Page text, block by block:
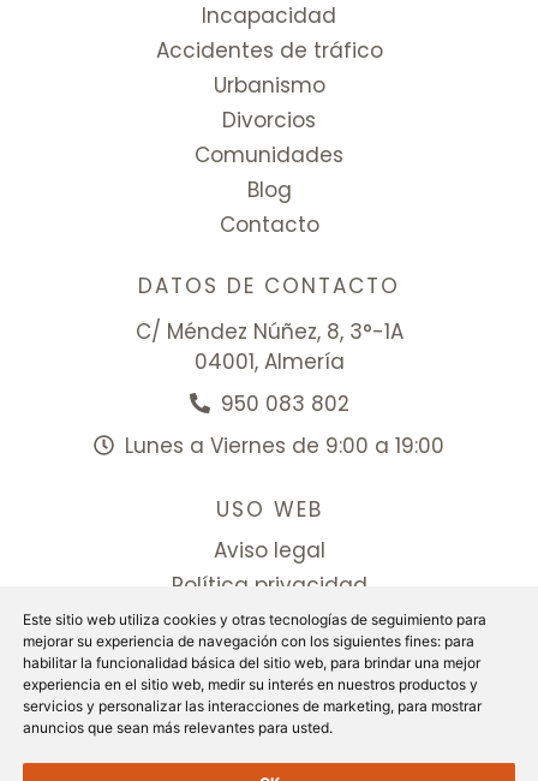
Este sitio web utiliza cookies y otras tecnologías de seguimiento para
mejorar su experiencia de navegación con los siguientes fines: para
habilitar la funcionalidad básica del sitio web, para brindar una mejor
experiencia en el sitio web, medir su interés en nuestros productos y
servicios y personalizar las interacciones de marketing, para mostrar
anuncios que sean más relevantes para usted.
Incapacidad
Accidentes de tráfico
Urbanismo
Divorcios
Comunidades
Blog
Contacto
DATOS DE CONTACTO
C/ Méndez Núñez, 8, 3°-1A
04001, Almería
950 083 802
Lunes a Viernes de 9:00 a 19:00
USO WEB
Aviso legal
Política privacidad
Politica cookies
Configurar cookies
Facebook